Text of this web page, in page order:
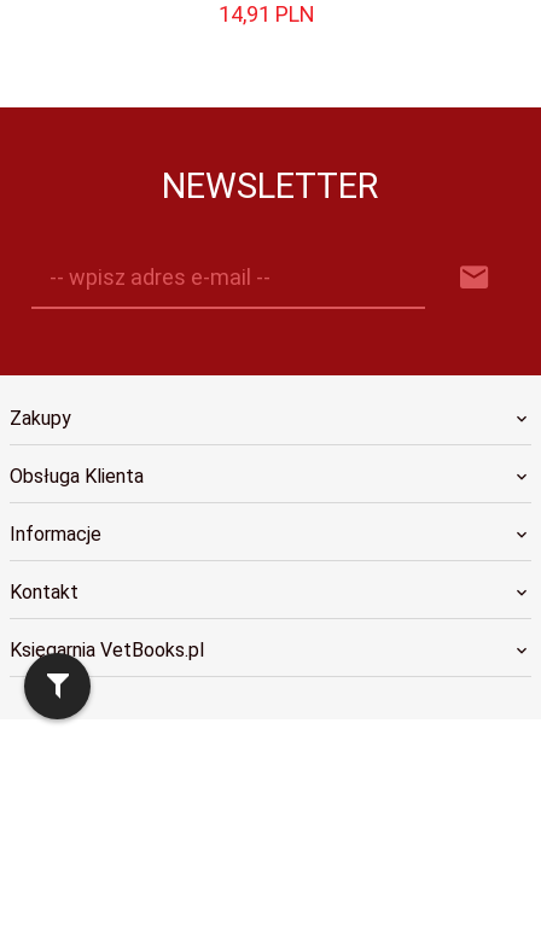
14,91 PLN
NEWSLETTER
-- wpisz adres e-mail --
Zakupy
Obsługa Klienta
Informacje
Kontakt
Księgarnia VetBooks.pl